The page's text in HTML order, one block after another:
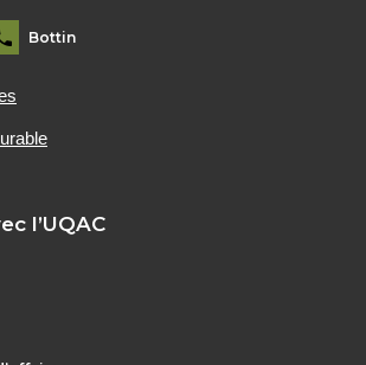
Bottin
l’UQAC